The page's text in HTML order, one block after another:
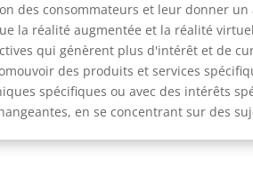
des consommateurs et leur donner
la réalité augmentée et la réalité
qui génèrent plus d'intérêt et de
des produits et services
spécifiques ou avec des intérêts
en se concentrant sur des